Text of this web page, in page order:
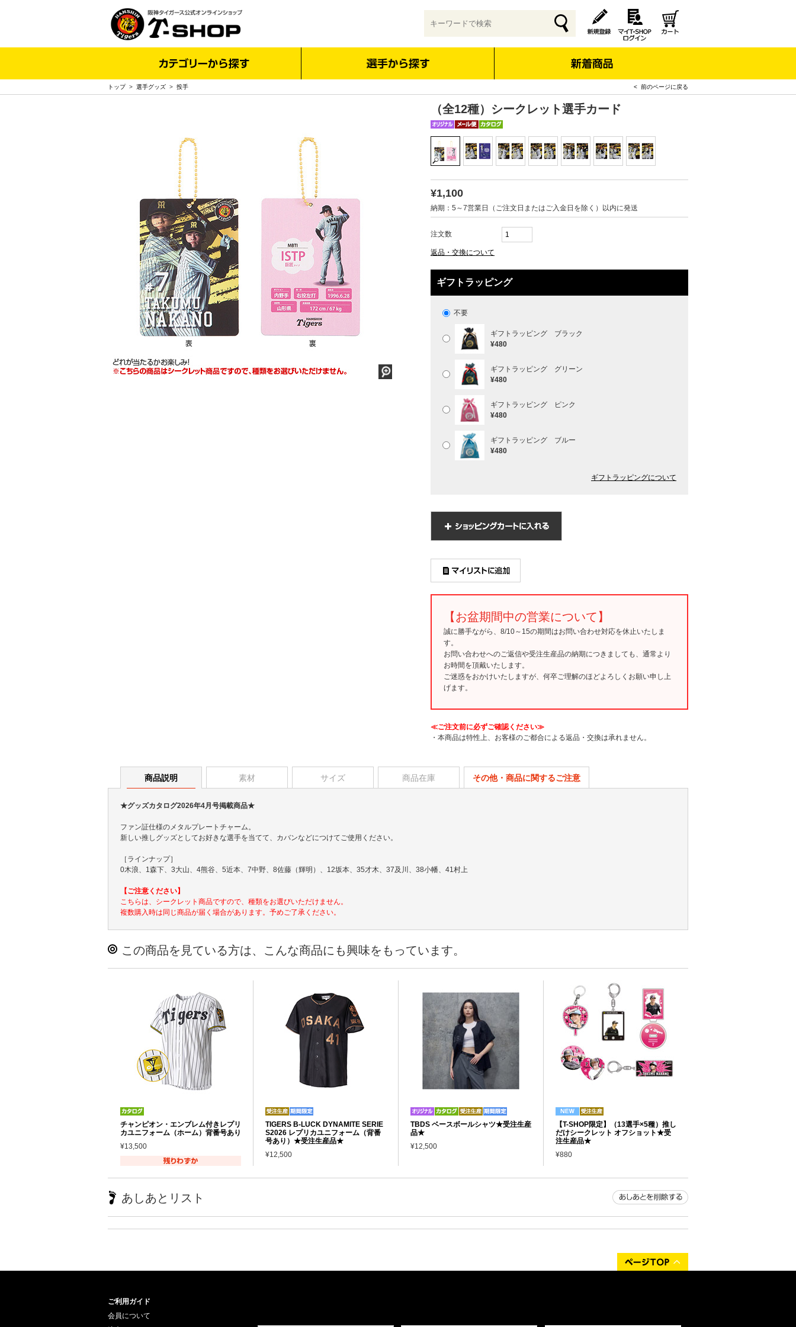
トップ> 選手グッズ > 投手 < 前のページに戻る
（全12種）シークレット選手カード
¥1,100
納期：5～7営業日（ご注文日またはご入金日を除く）以内に発送
注文数
返品・交換について
ギフトラッピング
不要
ギフトラッピング ブラック
¥480
ギフトラッピング グリーン
¥480
ギフトラッピング ピンク
¥480
ギフトラッピング ブルー
¥480
ギフトラッピングについて
【お盆期間中の営業について】
誠に勝手ながら、8/10～15の期間はお問い合わせ対応を休止いたしま
す。
お問い合わせへのご返信や受注生産品の納期につきましても、通常より
お時間を頂戴いたします。
ご迷惑をおかけいたしますが、何卒ご理解のほどよろしくお願い申し上
げます。
≪ご注文前に必ずご確認ください≫
・本商品は特性上、お客様のご都合による返品・交換は承れません。
商品説明 素材 サイズ 商品在庫 その他・商品に関するご注意
★グッズカタログ2026年4月号掲載商品★
ファン証仕様のメタルプレートチャーム。
新しい推しグッズとしてお好きな選手を当てて、カバンなどにつけてご使用ください。
［ラインナップ］
0木浪、1森下、3大山、4熊谷、5近本、7中野、8佐藤（輝明）、12坂本、35才木、37及川、38小幡、41村上
【ご注意ください】
こちらは、シークレット商品ですので、種類をお選びいただけません。
複数購入時は同じ商品が届く場合があります。予めご了承ください。
この商品を見ている方は、こんな商品にも興味をもっています。
チャンピオン・エンブレム付きレプリ
カユニフォーム（ホーム）背番号あり
¥13,500
TIGERS B-LUCK DYNAMITE SERIE
S2026 レプリカユニフォーム（背番
号あり）★受注生産品★
¥12,500
TBDS ベースボールシャツ★受注生産
品★
¥12,500
【T-SHOP限定】（13選手×5種）推し
だけシークレット オフショット★受
注生産品★
¥880
あしあとリスト
ご利用ガイド
会員について